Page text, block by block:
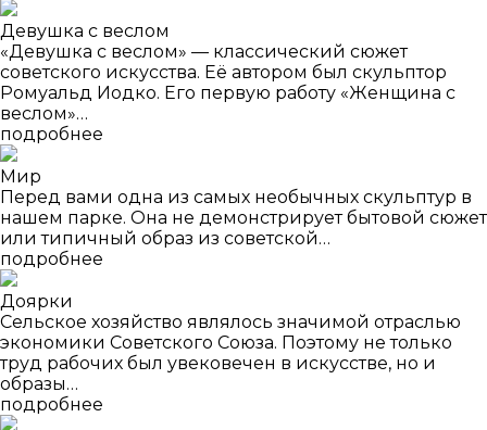
Девушка с веслом
«Девушка с веслом» — классический сюжет
советского искусства. Её автором был скульптор
Ромуальд Иодко. Его первую работу «Женщина с
веслом»…
подробнее
Мир
Перед вами одна из самых необычных скульптур в
нашем парке. Она не демонстрирует бытовой сюжет
или типичный образ из советской…
подробнее
Доярки
Сельское хозяйство являлось значимой отраслью
экономики Советского Союза. Поэтому не только
труд рабочих был увековечен в искусстве, но и
образы…
подробнее